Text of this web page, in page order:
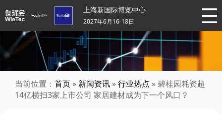
上海新国际博览中心
2027年6月16-18日
当前位置： 首页 » 新闻资讯 »行业热点 » 碧桂园耗资超
14亿横扫3家上市公司 家居建材成为下一个风口？